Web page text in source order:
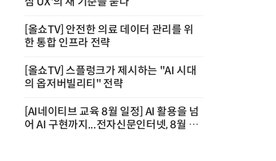
[올쇼TV] 안전한 의료 데이터 관리를 위
한 통합 인프라 전략
[올쇼TV] 스플렁크가 제시하는 "AI 시대
의 옵저버빌리티" 전략
[AI네이티브 교육 8월 일정] AI 활용을 넘
어 AI 구현까지...전자신문인터넷, 8월 실